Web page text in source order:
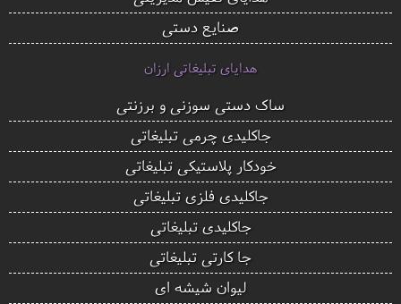
صنایع دستی
هدایای تبلیغاتی ارزان
ساک دستی سوزنی و برزنتی
جاکلیدی چرمی تبلیغاتی
خودکار پلاستیکی تبلیغاتی
جاکلیدی فلزی تبلیغاتی
جاکلیدی تبلیغاتی
جا کارتی تبلیغاتی
لیوان شیشه ای